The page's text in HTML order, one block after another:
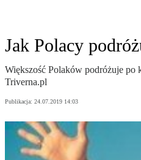
Jak Polacy
Większość Polaków podróżuje po
Triverna.pl
Publikacja: 24.07.2019 14:03